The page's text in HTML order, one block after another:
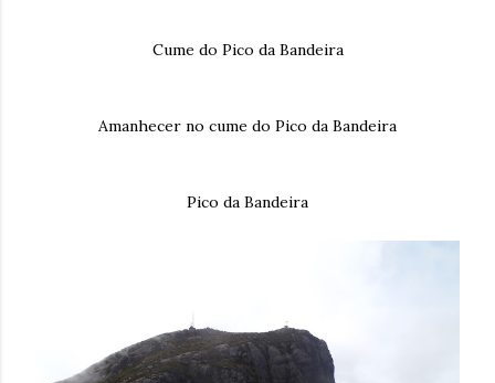
Cume do Pico da Bandeira
Amanhecer no cume do Pico da Bandeira
Pico da Bandeira